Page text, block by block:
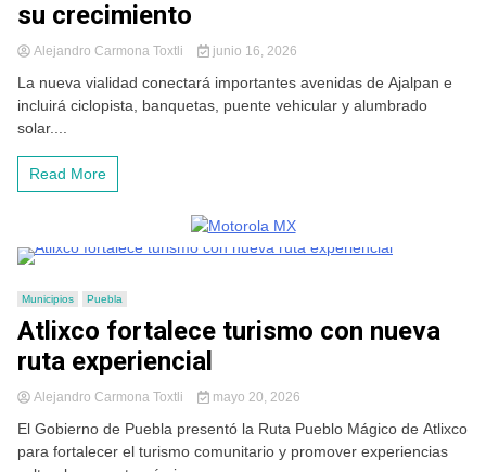
su crecimiento
Alejandro Carmona Toxtli junio 16, 2026
La nueva vialidad conectará importantes avenidas de Ajalpan e
incluirá ciclopista, banquetas, puente vehicular y alumbrado
solar....
Read More
Municipios Puebla
Atlixco fortalece turismo con nueva
ruta experiencial
Alejandro Carmona Toxtli mayo 20, 2026
El Gobierno de Puebla presentó la Ruta Pueblo Mágico de Atlixco
para fortalecer el turismo comunitario y promover experiencias